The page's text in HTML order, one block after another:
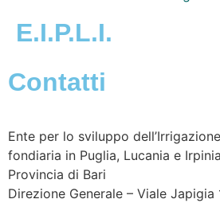
E.I.P.L.I.
Contatti
Ente per lo sviluppo
fondiaria in Puglia, Lucania e Irpinia
Provincia di Bari
Direzione Generale – Viale Japigia